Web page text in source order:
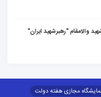
والامقام "رهبرشهید ایران"
مجازی هفته دولت